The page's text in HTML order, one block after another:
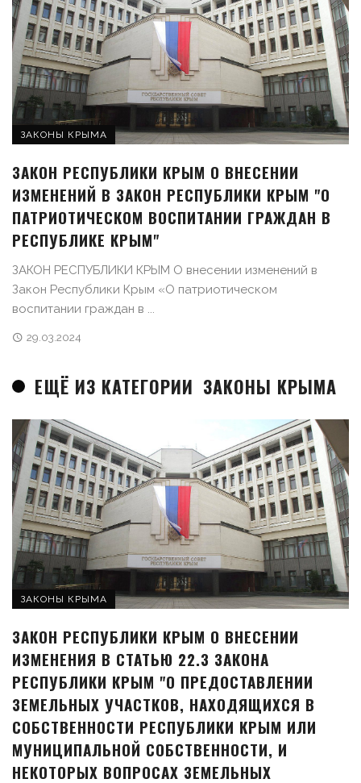
ЗАКОНЫ КРЫМА
ЗАКОН РЕСПУБЛИКИ КРЫМ О ВНЕСЕНИИ
ИЗМЕНЕНИЙ В ЗАКОН РЕСПУБЛИКИ КРЫМ "О
ПАТРИОТИЧЕСКОМ ВОСПИТАНИИ ГРАЖДАН В
РЕСПУБЛИКЕ КРЫМ"
ЗАКОН РЕСПУБЛИКИ КРЫМ О внесении изменений в
Закон Республики Крым «О патриотическом
воспитании граждан в ...
29.03.2024
ЕЩЁ ИЗ КАТЕГОРИИ ЗАКОНЫ КРЫМА
ЗАКОНЫ КРЫМА
ЗАКОН РЕСПУБЛИКИ КРЫМ О ВНЕСЕНИИ
ИЗМЕНЕНИЯ В СТАТЬЮ 22.3 ЗАКОНА
РЕСПУБЛИКИ КРЫМ "О ПРЕДОСТАВЛЕНИИ
ЗЕМЕЛЬНЫХ УЧАСТКОВ, НАХОДЯЩИХСЯ В
СОБСТВЕННОСТИ РЕСПУБЛИКИ КРЫМ ИЛИ
МУНИЦИПАЛЬНОЙ СОБСТВЕННОСТИ, И
НЕКОТОРЫХ ВОПРОСАХ ЗЕМЕЛЬНЫХ